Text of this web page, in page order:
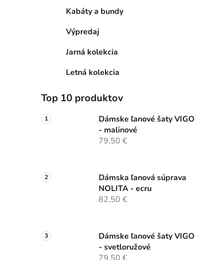
Kabáty a bundy
Výpredaj
Jarná kolekcia
Letná kolekcia
Top 10 produktov
Dámske ľanové šaty VIGO
- malinové
79,50 €
Dámska ľanová súprava
NOLITA - ecru
82,50 €
Dámske ľanové šaty VIGO
- svetloružové